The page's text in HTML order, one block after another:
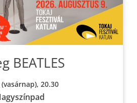
BEATLES
20.30